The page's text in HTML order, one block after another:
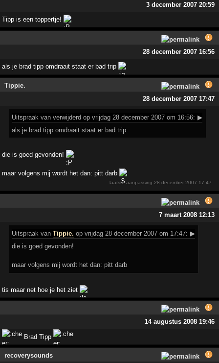
3 december 2007 20:59
Tipp is een toppertje!
28 december 2007 16:56
als je brad tipp omdraait staat er bad trip
Tippie.
28 december 2007 17:47
Uitspraak van verwijderd op vrijdag 28 december 2007 om 16:56: ▶
als je brad tipp omdraait staat er bad trip
die is goed gevonden!
maar volgens mij wordt het dan: pitt darb
laatste aanpassing28 december 2007 17:47
7 maart 2008 12:13
Uitspraak vanTippie. op vrijdag 28 december 2007 om 17:47: ▶
die is goed gevonden!
maar volgens mij wordt het dan: pitt darb
tis maar net hoe je het ziet
14 augustus 2008 19:46
Brad Tipp
recoverysounds